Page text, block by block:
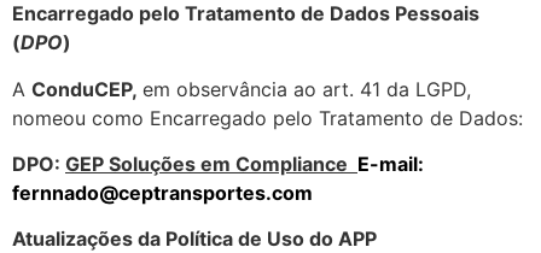
Encarregado pelo Tratamento de Dados Pessoais
(DPO)
A ConduCEP, em observância ao art. 41 da LGPD,
nomeou como Encarregado pelo Tratamento de Dados:
DPO: GEP Soluções em Compliance E-mail:
fernnado@ceptransportes.com
Atualizações da Política de Uso do APP